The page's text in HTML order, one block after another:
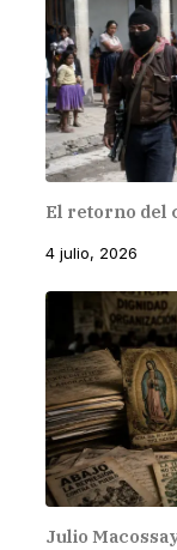
El retorno del
4 julio, 2026
Julio